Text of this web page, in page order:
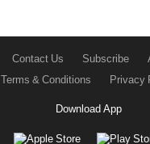
Contact Us Subscribe
Terms & Conditions
Privacy
Download App